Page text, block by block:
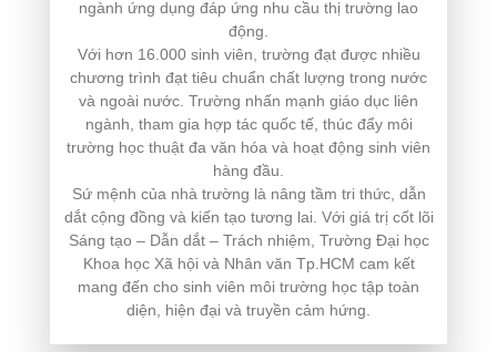
ngành ứng dụng đáp ứng nhu cầu thị trường lao
động.
Với hơn 16.000 sinh viên, trường đạt được nhiều
chương trình đạt tiêu chuẩn chất lượng trong nước
và ngoài nước. Trường nhấn mạnh giáo dục liên
ngành, tham gia hợp tác quốc tế, thúc đẩy môi
trường học thuật đa văn hóa và hoạt động sinh viên
hàng đầu.
Sứ mệnh của nhà trường là nâng tầm tri thức, dẫn
dắt cộng đồng và kiến tạo tương lai. Với giá trị cốt lõi
Sáng tạo – Dẫn dắt – Trách nhiệm, Trường Đại học
Khoa học Xã hội và Nhân văn Tp.HCM cam kết
mang đến cho sinh viên môi trường học tập toàn
diện, hiện đại và truyền cảm hứng.